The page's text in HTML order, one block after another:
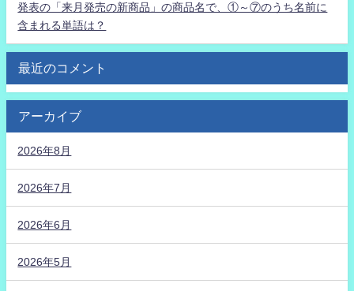
発表の「来月発売の新商品」の商品名で、①～⑦のうち名前に
含まれる単語は？
最近のコメント
アーカイブ
2026年8月
2026年7月
2026年6月
2026年5月